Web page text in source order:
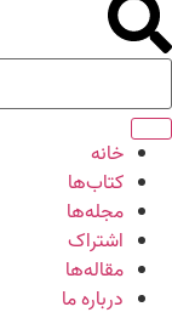
خانه
کتاب‌ها
مجله‌ها
اشتراک
مقاله‌ها
درباره ما